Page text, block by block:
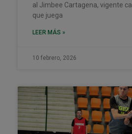
al Jimbee Cartagena, vigente
que juega
LEER MÁS »
10 febrero, 2026